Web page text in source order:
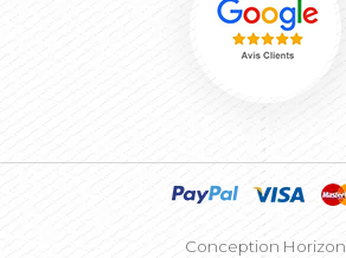
Conception Horizon